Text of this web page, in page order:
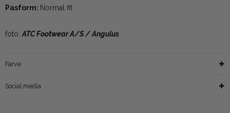
Pasform: Normal fit.
foto: ATC Footwear A/S / Angulus
Farve
Social media